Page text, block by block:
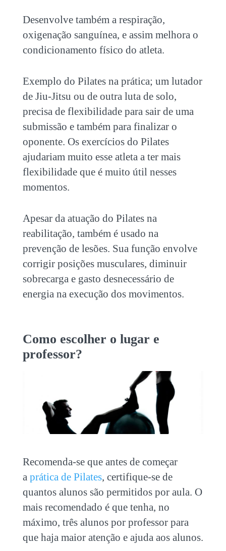
Desenvolve também a respiração,
oxigenação sanguínea, e assim melhora o
condicionamento físico do atleta.
Exemplo do Pilates na prática; um lutador
de Jiu-Jitsu ou de outra luta de solo,
precisa de flexibilidade para sair de uma
submissão e também para finalizar o
oponente. Os exercícios do Pilates
ajudariam muito esse atleta a ter mais
flexibilidade que é muito útil nesses
momentos.
Apesar da atuação do Pilates na
reabilitação, também é usado na
prevenção de lesões. Sua função envolve
corrigir posições musculares, diminuir
sobrecarga e gasto desnecessário de
energia na execução dos movimentos.
Como escolher o lugar e
professor?
Recomenda-se que antes de começar
a prática de Pilates, certifique-se de
quantos alunos são permitidos por aula. O
mais recomendado é que tenha, no
máximo, três alunos por professor para
que haja maior atenção e ajuda aos alunos.